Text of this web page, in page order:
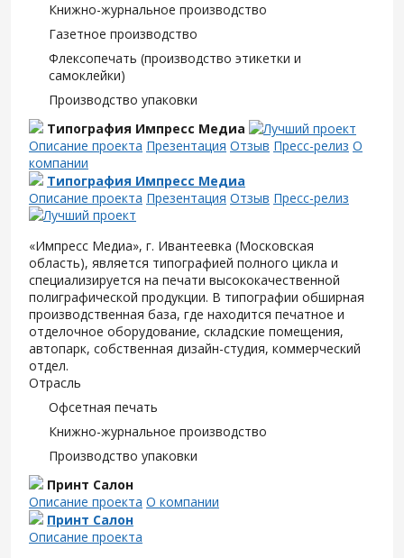
Книжно-журнальное производство
Газетное производство
Флексопечать (производство этикетки и
самоклейки)
Производство упаковки
Типография Импресс Медиа
Описание проекта Презентация Отзыв Пресс-релиз О
компании
Типография Импресс Медиа
Описание проекта Презентация Отзыв Пресс-релиз
«Импресс Медиа», г. Ивантеевка (Московская
область), является типографией полного цикла и
специализируется на печати высококачественной
полиграфической продукции. В типографии обширная
производственная база, где находится печатное и
отделочное оборудование, складские помещения,
автопарк, собственная дизайн-студия, коммерческий
отдел.
Отрасль
Офсетная печать
Книжно-журнальное производство
Производство упаковки
Принт Салон
Описание проекта О компании
Принт Салон
Описание проекта